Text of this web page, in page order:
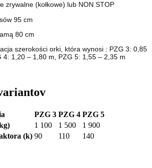
zrywalne (kołkowe) lub NON STOP
95 cm
80 cm
szerokości orki, która wynosi : PZG 3: 0,85
4: 1,20 – 1,80 m, PZG 5: 1,55 – 2,35 m
PZG 3 PZG 4 PZG 5
1 100 1 500
1 900
(k) 90 110
140